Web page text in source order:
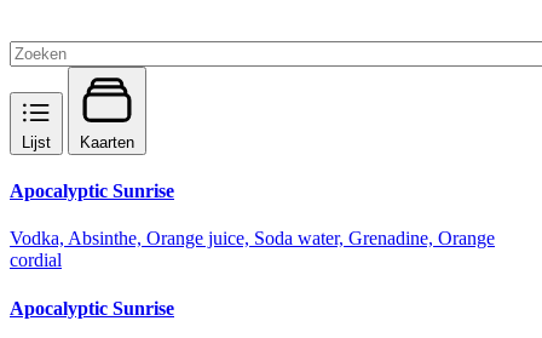
Lijst Kaarten
Apocalyptic Sunrise
Vodka, Absinthe, Orange juice, Soda water, Grenadine, Orange
cordial
Apocalyptic Sunrise